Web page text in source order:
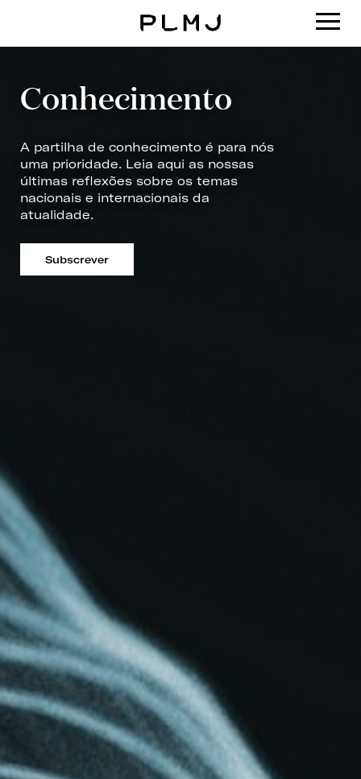
Conhecimento
A partilha de conhecimento é para nós
uma prioridade. Leia aqui as nossas
últimas reflexões sobre os temas
nacionais e internacionais da
atualidade.
Subscrever